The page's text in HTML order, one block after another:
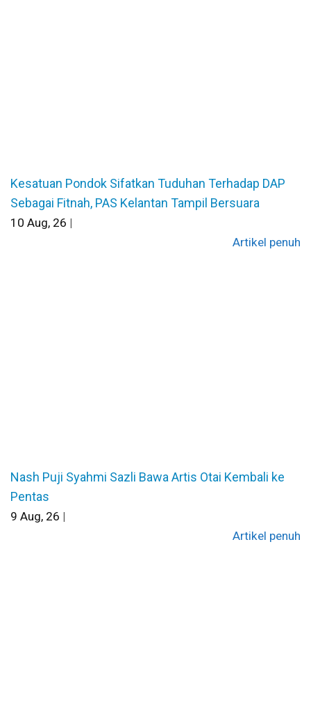
Kesatuan Pondok Sifatkan Tuduhan Terhadap DAP
Sebagai Fitnah, PAS Kelantan Tampil Bersuara
10 Aug, 26 |
Artikel penuh
Nash Puji Syahmi Sazli Bawa Artis Otai Kembali ke
Pentas
9 Aug, 26 |
Artikel penuh